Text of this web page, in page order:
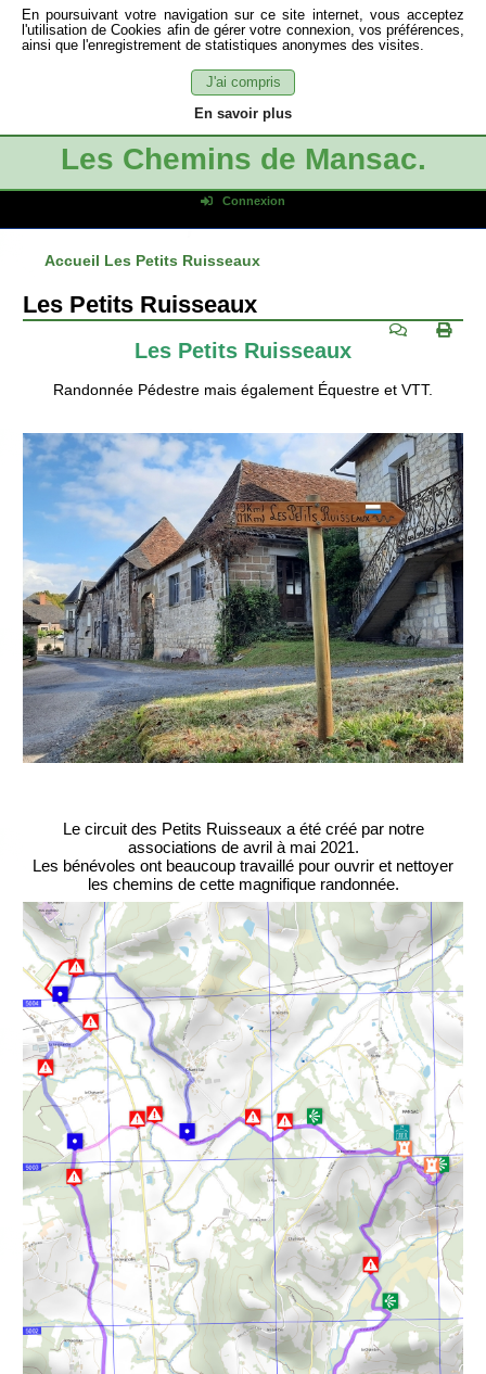
En poursuivant votre navigation sur ce site internet, vous acceptez
l'utilisation de Cookies afin de gérer votre connexion, vos préférences,
ainsi que l'enregistrement de statistiques anonymes des visites.
J'ai compris
En savoir plus
Les Chemins de Mansac.
Connexion
Mot de passe
S'inscrire
Mot de passe oublié
Accueil Les Petits Ruisseaux
Les Petits Ruisseaux
Les Petits Ruisseaux
Randonnée Pédestre mais également Équestre et VTT.
Le circuit des Petits Ruisseaux a été créé par notre
associations de avril à mai 2021.
Les bénévoles ont beaucoup travaillé pour ouvrir et nettoyer
les chemins de cette magnifique randonnée.